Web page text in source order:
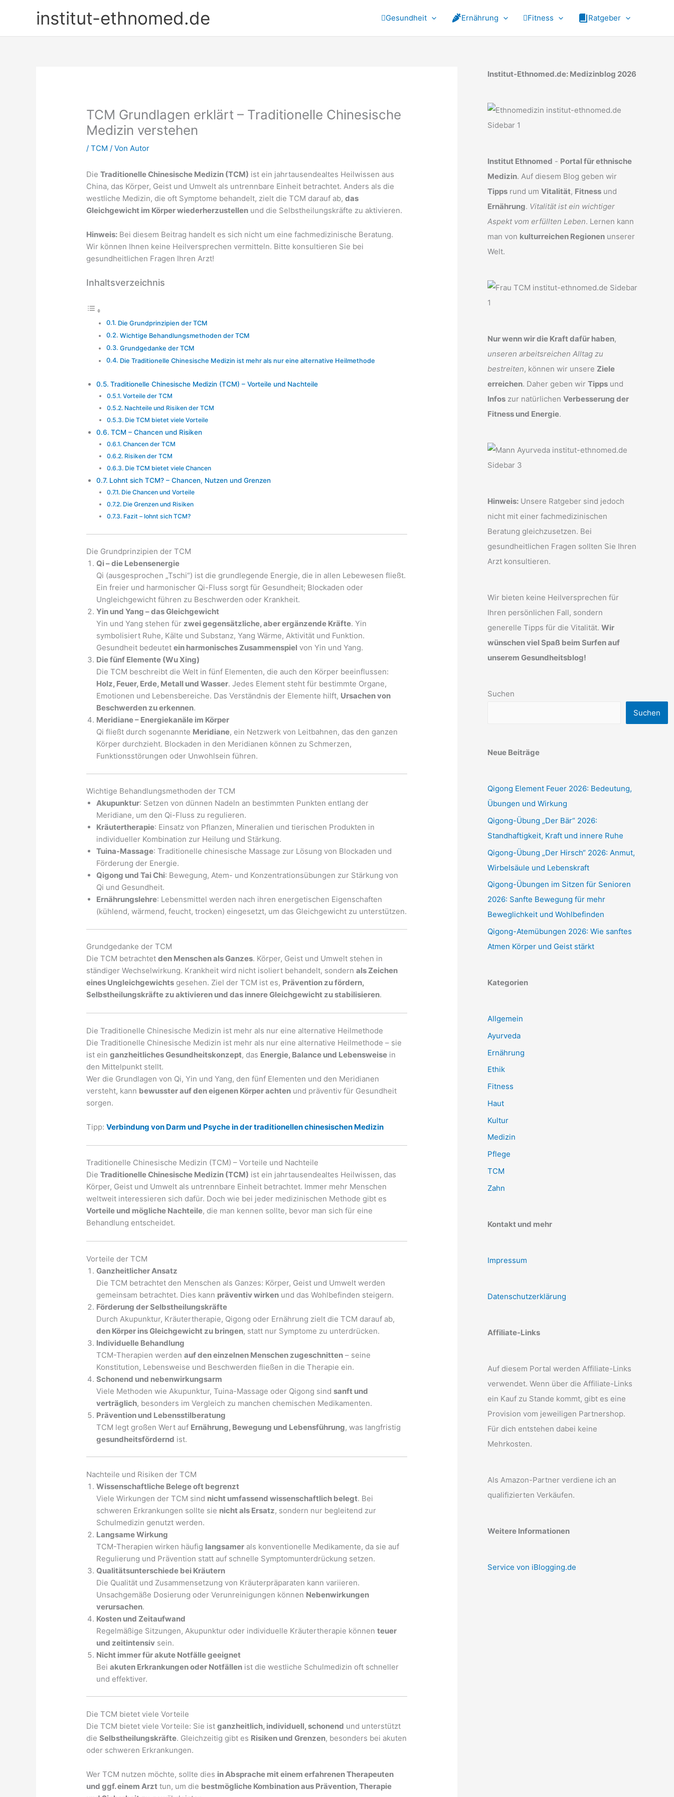
institut-ethnomed.de Gesundheit Ernährung Fitness Ratgeber
TCM Grundlagen erklärt – Traditionelle Chinesische
Medizin verstehen
/TCM / VonAutor
DieTraditionelle Chinesische Medizin (TCM) ist ein jahrtausendealtes Heilwissen aus
China, das Körper, Geist und Umwelt als untrennbare Einheit betrachtet. Anders als die
westliche Medizin, die oft Symptome behandelt, zielt die TCM darauf ab,das
Gleichgewicht im Körper wiederherzustellen und die Selbstheilungskräfte zu aktivieren.
Hinweis: Bei diesem Beitrag handelt es sich nicht um eine fachmedizinische Beratung.
Wir können Ihnen keine Heilversprechen vermitteln. Bitte konsultieren Sie bei
gesundheitlichen Fragen Ihren Arzt!
Inhaltsverzeichnis
Die Grundprinzipien der TCM
Wichtige Behandlungsmethoden der TCM
Grundgedanke der TCM
Die Traditionelle Chinesische Medizin ist mehr als nur eine alternative Heilmethode
Traditionelle Chinesische Medizin (TCM) – Vorteile und Nachteile
Vorteile der TCM
Nachteile und Risiken der TCM
Die TCM bietet viele Vorteile
TCM – Chancen und Risiken
Chancen der TCM
Risiken der TCM
Die TCM bietet viele Chancen
Lohnt sich TCM? – Chancen, Nutzen und Grenzen
Die Chancen und Vorteile
Die Grenzen und Risiken
Fazit – lohnt sich TCM?
Die Grundprinzipien der TCM
Qi – die Lebensenergie
Qi (ausgesprochen „Tschi“) ist die grundlegende Energie, die in allen Lebewesen fließt.
Ein freier und harmonischer Qi-Fluss sorgt für Gesundheit; Blockaden oder
Ungleichgewicht führen zu Beschwerden oder Krankheit.
Yin und Yang – das Gleichgewicht
Yin und Yang stehen für zwei gegensätzliche, aber ergänzende Kräfte. Yin
symbolisiert Ruhe, Kälte und Substanz, Yang Wärme, Aktivität und Funktion.
Gesundheit bedeutetein harmonisches Zusammenspiel von Yin und Yang.
Die fünf Elemente (Wu Xing)
Die TCM beschreibt die Welt in fünf Elementen, die auch den Körper beeinflussen:
Holz, Feuer, Erde, Metall und Wasser. Jedes Element steht für bestimmte Organe,
Emotionen und Lebensbereiche. Das Verständnis der Elemente hilft, Ursachen von
Beschwerden zu erkennen.
Meridiane – Energiekanäle im Körper
Qi fließt durch sogenannte Meridiane, ein Netzwerk von Leitbahnen, das den ganzen
Körper durchzieht. Blockaden in den Meridianen können zu Schmerzen,
Funktionsstörungen oder Unwohlsein führen.
Wichtige Behandlungsmethoden der TCM
Akupunktur: Setzen von dünnen Nadeln an bestimmten Punkten entlang der
Meridiane, um den Qi-Fluss zu regulieren.
Kräutertherapie: Einsatz von Pflanzen, Mineralien und tierischen Produkten in
individueller Kombination zur Heilung und Stärkung.
Tuina-Massage: Traditionelle chinesische Massage zur Lösung von Blockaden und
Förderung der Energie.
Qigong und Tai Chi: Bewegung, Atem- und Konzentrationsübungen zur Stärkung von
Qi und Gesundheit.
Ernährungslehre: Lebensmittel werden nach ihren energetischen Eigenschaften
(kühlend, wärmend, feucht, trocken) eingesetzt, um das Gleichgewicht zu unterstützen.
Grundgedanke der TCM
Die TCM betrachtetden Menschen als Ganzes. Körper, Geist und Umwelt stehen in
ständiger Wechselwirkung. Krankheit wird nicht isoliert behandelt, sondernals Zeichen
eines Ungleichgewichts gesehen. Ziel der TCM ist es, Prävention zu fördern,
Selbstheilungskräfte zu aktivieren und das innere Gleichgewicht zu stabilisieren.
Die Traditionelle Chinesische Medizin ist mehr als nur eine alternative Heilmethode
Die Traditionelle Chinesische Medizin ist mehr als nur eine alternative Heilmethode – sie
ist einganzheitliches Gesundheitskonzept, das Energie, Balance und Lebensweise in
den Mittelpunkt stellt.
Wer die Grundlagen von Qi, Yin und Yang, den fünf Elementen und den Meridianen
versteht, kann bewusster auf den eigenen Körper achten und präventiv für Gesundheit
sorgen.
Tipp:Verbindung von Darm und Psyche in der traditionellen chinesischen Medizin
Traditionelle Chinesische Medizin (TCM) – Vorteile und Nachteile
DieTraditionelle Chinesische Medizin (TCM) ist ein jahrtausendealtes Heilwissen, das
Körper, Geist und Umwelt als untrennbare Einheit betrachtet. Immer mehr Menschen
weltweit interessieren sich dafür. Doch wie bei jeder medizinischen Methode gibt es
Vorteile und mögliche Nachteile, die man kennen sollte, bevor man sich für eine
Behandlung entscheidet.
Vorteile der TCM
Ganzheitlicher Ansatz
Die TCM betrachtet den Menschen als Ganzes: Körper, Geist und Umwelt werden
gemeinsam betrachtet. Dies kann präventiv wirken und das Wohlbefinden steigern.
Förderung der Selbstheilungskräfte
Durch Akupunktur, Kräutertherapie, Qigong oder Ernährung zielt die TCM darauf ab,
den Körper ins Gleichgewicht zu bringen, statt nur Symptome zu unterdrücken.
Individuelle Behandlung
TCM-Therapien werdenauf den einzelnen Menschen zugeschnitten – seine
Konstitution, Lebensweise und Beschwerden fließen in die Therapie ein.
Schonend und nebenwirkungsarm
Viele Methoden wie Akupunktur, Tuina-Massage oder Qigong sindsanft und
verträglich, besonders im Vergleich zu manchen chemischen Medikamenten.
Prävention und Lebensstilberatung
TCM legt großen Wert auf Ernährung, Bewegung und Lebensführung, was langfristig
gesundheitsfördernd ist.
Nachteile und Risiken der TCM
Wissenschaftliche Belege oft begrenzt
Viele Wirkungen der TCM sind nicht umfassend wissenschaftlich belegt. Bei
schweren Erkrankungen sollte sie nicht als Ersatz, sondern nur begleitend zur
Schulmedizin genutzt werden.
Langsame Wirkung
TCM-Therapien wirken häufig langsamer als konventionelle Medikamente, da sie auf
Regulierung und Prävention statt auf schnelle Symptomunterdrückung setzen.
Qualitätsunterschiede bei Kräutern
Die Qualität und Zusammensetzung von Kräuterpräparaten kann variieren.
Unsachgemäße Dosierung oder Verunreinigungen können Nebenwirkungen
verursachen.
Kosten und Zeitaufwand
Regelmäßige Sitzungen, Akupunktur oder individuelle Kräutertherapie könnenteuer
und zeitintensiv sein.
Nicht immer für akute Notfälle geeignet
Beiakuten Erkrankungen oder Notfällen ist die westliche Schulmedizin oft schneller
und effektiver.
Die TCM bietet viele Vorteile
Die TCM bietet viele Vorteile: Sie istganzheitlich, individuell, schonend und unterstützt
dieSelbstheilungskräfte. Gleichzeitig gibt es Risiken und Grenzen, besonders bei akuten
oder schweren Erkrankungen.
Wer TCM nutzen möchte, sollte dies in Absprache mit einem erfahrenen Therapeuten
und ggf. einem Arzt tun, um die bestmögliche Kombination aus Prävention, Therapie
Institut-Ethnomed.de: Medizinblog 2026
Institut Ethnomed - Portal für ethnische
Medizin. Auf diesem Blog geben wir
Tipps rund um Vitalität, Fitness und
Ernährung. Vitalität ist ein wichtiger
Aspekt vom erfüllten Leben. Lernen kann
man von kulturreichen Regionen unserer
Welt.
Nur wenn wir die Kraft dafür haben,
unseren arbeitsreichen Alltag zu
bestreiten, können wir unsere Ziele
erreichen. Daher geben wir Tipps und
Infos zur natürlichen Verbesserung der
Fitness und Energie.
Hinweis: Unsere Ratgeber sind jedoch
nicht mit einer fachmedizinischen
Beratung gleichzusetzen. Bei
gesundheitlichen Fragen sollten Sie Ihren
Arzt konsultieren.
Wir bieten keine Heilversprechen für
Ihren persönlichen Fall, sondern
generelle Tipps für die Vitalität. Wir
wünschen viel Spaß beim Surfen auf
unserem Gesundheitsblog!
Suchen
Suchen
Neue Beiträge
Qigong Element Feuer 2026: Bedeutung,
Übungen und Wirkung
Qigong-Übung „Der Bär“ 2026:
Standhaftigkeit, Kraft und innere Ruhe
Qigong-Übung „Der Hirsch“ 2026: Anmut,
Wirbelsäule und Lebenskraft
Qigong-Übungen im Sitzen für Senioren
2026: Sanfte Bewegung für mehr
Beweglichkeit und Wohlbefinden
Qigong-Atemübungen 2026: Wie sanftes
Atmen Körper und Geist stärkt
Kategorien
Allgemein
Ayurveda
Ernährung
Ethik
Fitness
Haut
Kultur
Medizin
Pflege
TCM
Zahn
Kontakt und mehr
Impressum
Datenschutzerklärung
Affiliate-Links
Auf diesem Portal werden Affiliate-Links
verwendet. Wenn über die Affiliate-Links
ein Kauf zu Stande kommt, gibt es eine
Provision vom jeweiligen Partnershop.
Für dich entstehen dabei keine
Mehrkosten.
Als Amazon-Partner verdiene ich an
qualifizierten Verkäufen.
Weitere Informationen
Service von iBlogging.de